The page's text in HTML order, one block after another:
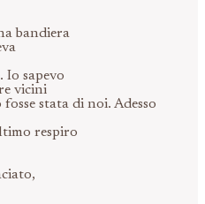
bandiera
Io sapevo
vicini
stata di noi. Adesso
respiro